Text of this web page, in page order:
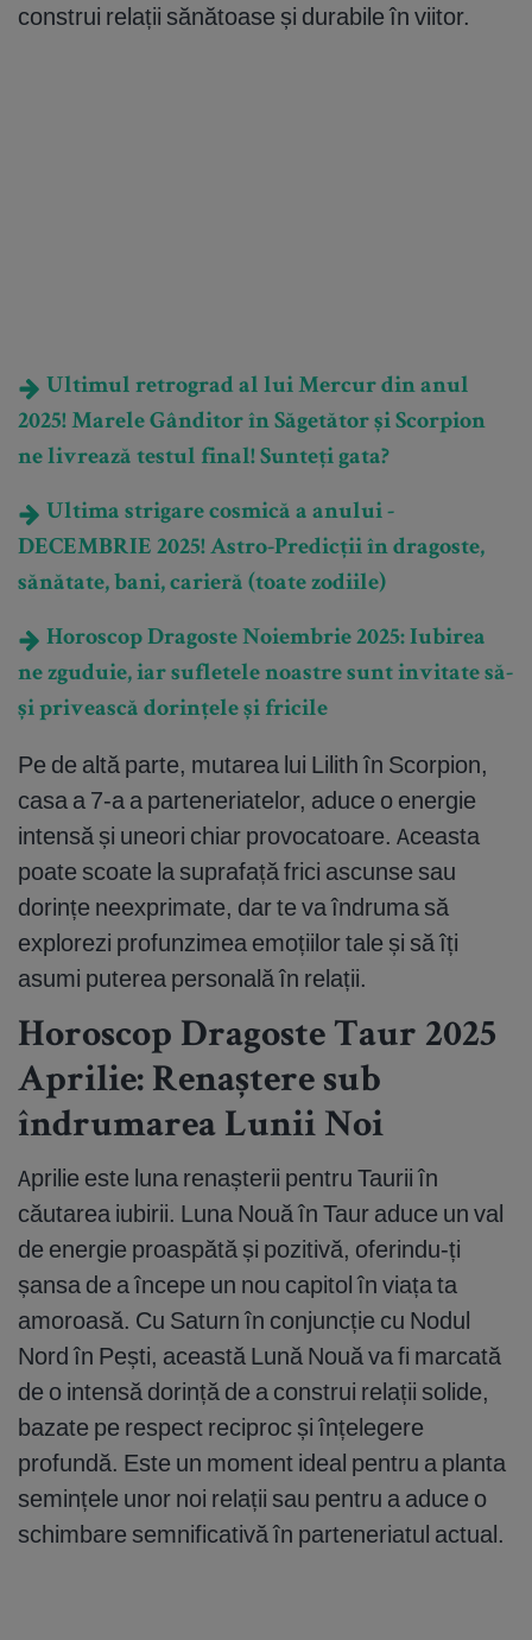
construi relații sănătoase și durabile în viitor.
Ultimul retrograd al lui Mercur din anul
2025! Marele Gânditor în Săgetător și Scorpion
ne livrează testul final! Sunteți gata?
Ultima strigare cosmică a anului -
DECEMBRIE 2025! Astro-Predicții în dragoste,
sănătate, bani, carieră (toate zodiile)
Horoscop Dragoste Noiembrie 2025: Iubirea
ne zguduie, iar sufletele noastre sunt invitate să-
și privească dorințele și fricile
Pe de altă parte, mutarea lui Lilith în Scorpion,
casa a 7-a a parteneriatelor, aduce o energie
intensă și uneori chiar provocatoare. Aceasta
poate scoate la suprafață frici ascunse sau
dorințe neexprimate, dar te va îndruma să
explorezi profunzimea emoțiilor tale și să îți
asumi puterea personală în relații.
Horoscop Dragoste Taur 2025
Aprilie: Renaștere sub
îndrumarea Lunii Noi
Aprilie este luna renașterii pentru Taurii în
căutarea iubirii. Luna Nouă în Taur aduce un val
de energie proaspătă și pozitivă, oferindu-ți
șansa de a începe un nou capitol în viața ta
amoroasă. Cu Saturn în conjuncție cu Nodul
Nord în Pești, această Lună Nouă va fi marcată
de o intensă dorință de a construi relații solide,
bazate pe respect reciproc și înțelegere
profundă. Este un moment ideal pentru a planta
semințele unor noi relații sau pentru a aduce o
schimbare semnificativă în parteneriatul actual.